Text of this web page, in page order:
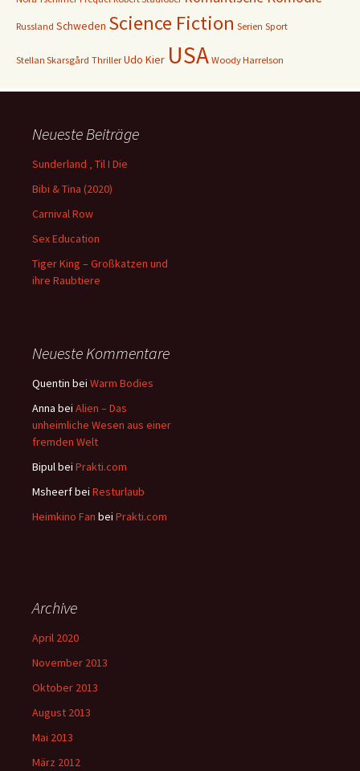
Russland Schweden Science Fiction Serien Sport
Stellan Skarsgård Thriller Udo Kier USA Woody Harrelson
Neueste Beiträge
Sunderland ‚ Til I Die
Bibi & Tina (2020)
Carnival Row
Sex Education
Tiger King – Großkatzen und
ihre Raubtiere
Neueste Kommentare
Quentin bei Warm Bodies
Anna bei Alien – Das
unheimliche Wesen aus einer
fremden Welt
Bipulbei Prakti.com
Msheerfbei Resturlaub
Heimkino Fan bei Prakti.com
Archive
April 2020
November 2013
Oktober 2013
August 2013
Mai 2013
März 2012